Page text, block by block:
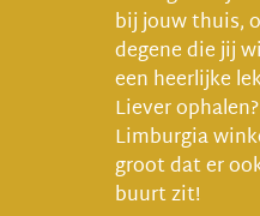
bij jouw thuis,
degene die jij
een heerlijke
Liever
Limburgia
groot dat er
buurt zit!